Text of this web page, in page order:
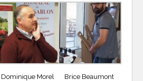
Dominique Morel Brice Beaumont